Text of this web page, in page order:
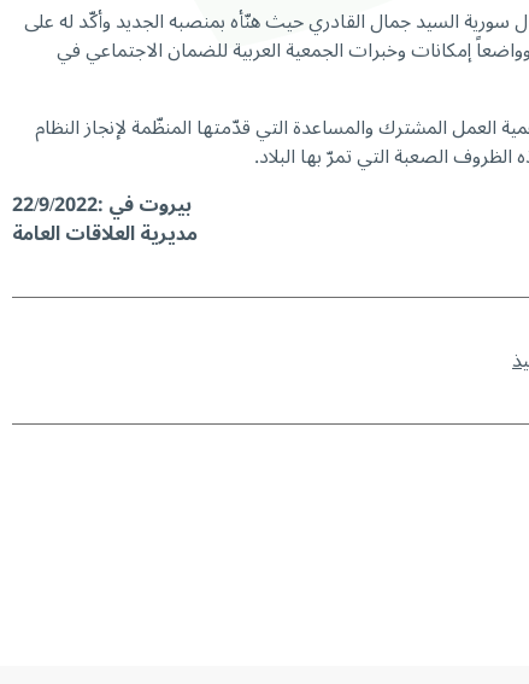
سورية السيد جمال القادري حيث هنّأه بمنصبه الجديد وأكّد له على
إمكانات وخبرات الجمعية العربية للضمان الاجتماعي في
العمل المشترك والمساعدة التي قدّمتها المنظّمة لإنجاز النظام
الصعبة التي تمرّ بها البلاد.
بيروت في :22/9/2022
مديرية العلاقات العامة